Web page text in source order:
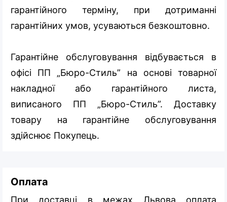
гарантійного терміну, при дотриманні
гарантійних умов, усуваються безкоштовно.
Гарантійне обслуговування відбувається в
офісі ПП „Бюро-Стиль” на основі товарної
накладної або гарантійного листа,
виписаного ПП „Бюро-Стиль”. Доставку
товару на гарантійне обслуговування
здійснює Покупець.
Оплата
При доставці в межах Львова оплата